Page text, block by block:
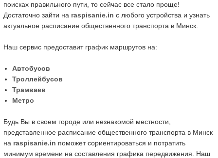
поисках правильного пути, то сейчас все стало проще!
Достаточно зайти на raspisanie.in с любого устройства и узнать
актуальное расписание общественного транспорта в Минск.
Наш сервис предоставит график маршрутов на:
Автобусов
Троллейбусов
Трамваев
Метро
Будь Вы в своем городе или незнакомой местности,
представленное расписание общественного транспорта в Минск
на raspisanie.in поможет сориентироваться и потратить
минимум времени на составления графика передвижения. Наш